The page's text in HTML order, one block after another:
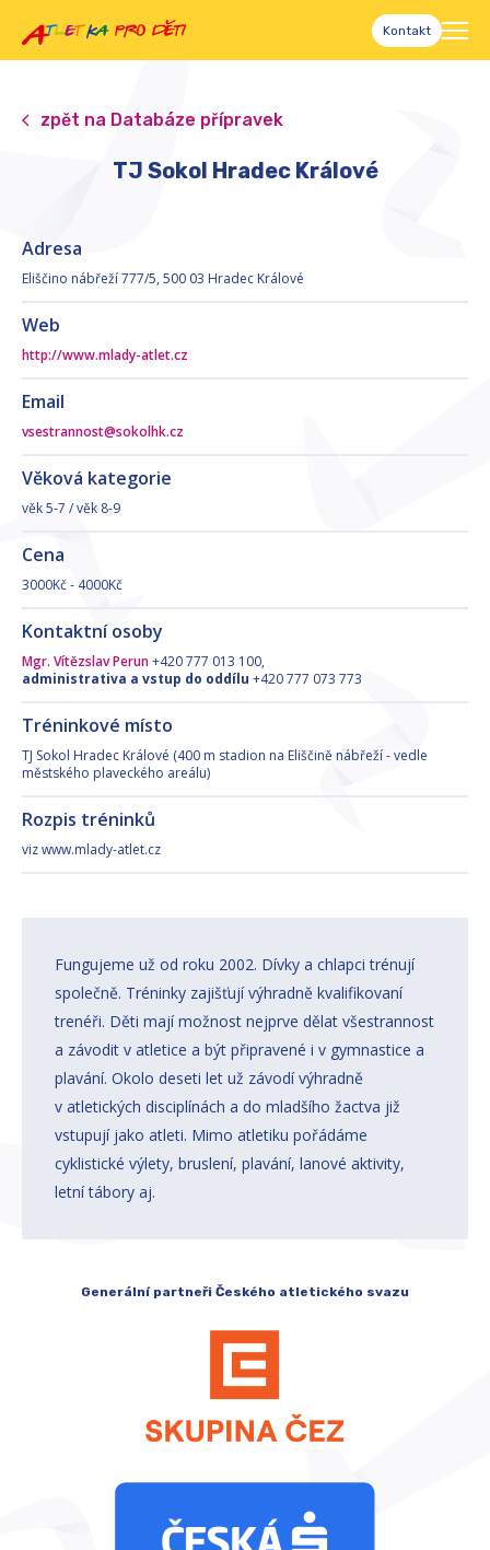
Kontakt
zpět na Databáze přípravek
TJ Sokol Hradec Králové
Adresa
Eliščino nábřeží 777/5, 500 03 Hradec Králové
Web
http://www.mlady-atlet.cz
Email
vsestrannost@sokolhk.cz
Věková kategorie
věk 5-7 / věk 8-9
Cena
3000Kč - 4000Kč
Kontaktní osoby
Mgr. Vítězslav Perun+420 777 013 100,
administrativa a vstup do oddílu +420 777 073 773
Tréninkové místo
TJ Sokol Hradec Králové (400 m stadion na Eliščině nábřeží - vedle
městského plaveckého areálu)
Rozpis tréninků
viz www.mlady-atlet.cz
Fungujeme už od roku 2002. Dívky a chlapci trénují
společně. Tréninky zajišťují výhradně kvalifikovaní
trenéři. Děti mají možnost nejprve dělat všestrannost
a závodit v atletice a být připravené i v gymnastice a
plavání. Okolo deseti let už závodí výhradně
v atletických disciplínách a do mladšího žactva již
vstupují jako atleti. Mimo atletiku pořádáme
cyklistické výlety, bruslení, plavání, lanové aktivity,
letní tábory aj.
Generální partneři Českého atletického svazu